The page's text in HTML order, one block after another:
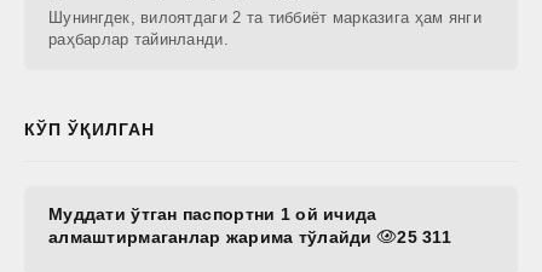
Шунингдек, вилоятдаги 2 та тиббиёт марказига ҳам янги
раҳбарлар тайинланди.
КЎП ЎҚИЛГАН
Муддати ўтган паспортни 1 ой ичида
алмаштирмаганлар жарима тўлайди
25 311